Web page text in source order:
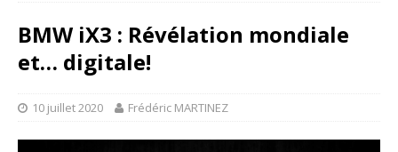
BMW iX3 : Révélation mondiale
et… digitale!
10 juillet 2020 Frédéric MARTINEZ